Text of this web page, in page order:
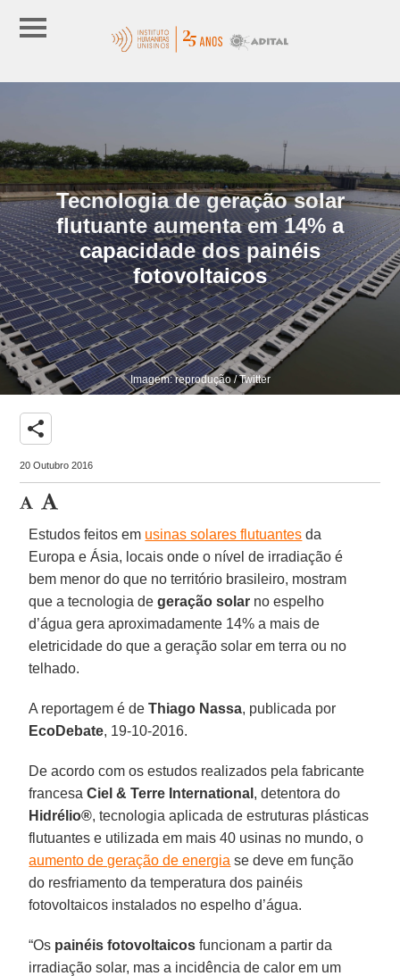
Tecnologia de geração solar
flutuante aumenta em 14% a
capacidade dos painéis
fotovoltaicos
Imagem: reprodução / Twitter
share
20 Outubro 2016
Estudos feitos em usinas solares flutuantes da
Europa e Ásia, locais onde o nível de irradiação é
bem menor do que no território brasileiro, mostram
que a tecnologia degeração solar no espelho
d’água gera aproximadamente 14% a mais de
eletricidade do que a geração solar em terra ou no
telhado.
A reportagem é deThiago Nassa, publicada por
EcoDebate, 19-10-2016.
De acordo com os estudos realizados pela fabricante
francesaCiel & Terre International , detentora do
Hidrélio®, tecnologia aplicada de estruturas plásticas
flutuantes e utilizada em mais 40 usinas no mundo, o
aumento de geração de energia se deve em função
do resfriamento da temperatura dos painéis
fotovoltaicos instalados no espelho d’água.
“Os painéis fotovoltaicos funcionam a partir da
irradiação solar, mas a incidência de calor em um